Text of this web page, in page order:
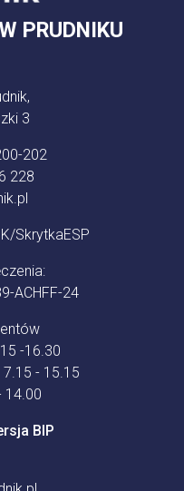
PRUDNIKU
3
202
228
SkrytkaESP
ACHFF-24
-16.30
- 15.15
14.00
BIP